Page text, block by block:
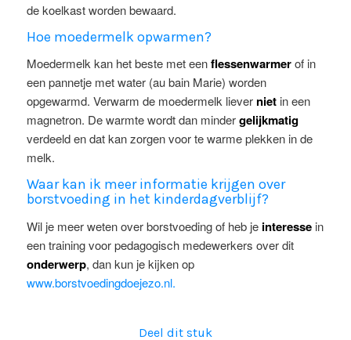
de koelkast worden bewaard.
Hoe moedermelk opwarmen?
Moedermelk kan het beste met eenflessenwarmerof in
een pannetje met water (au bain Marie) worden
opgewarmd. Verwarm de moedermelk liever nietin een
magnetron. De warmte wordt dan mindergelijkmatig
verdeeld en dat kan zorgen voor te warme plekken in de
melk.
Waar kan ik meer informatie krijgen over
borstvoeding in het kinderdagverblijf?
Wil je meer weten over borstvoeding of heb je interessein
een training voor pedagogisch medewerkers over dit
onderwerp, dan kun je kijken op
www.borstvoedingdoejezo.nl.
Deel dit stuk